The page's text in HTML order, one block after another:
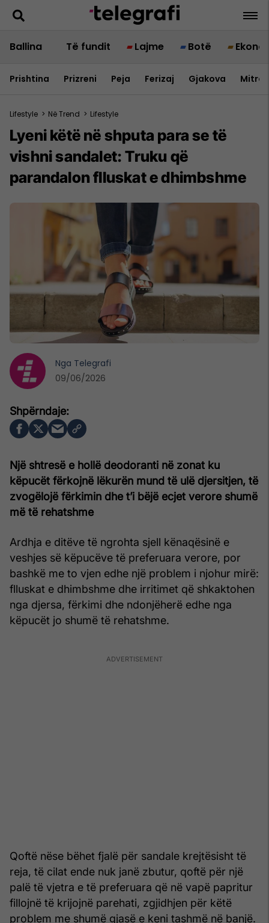
Ballina Të fundit Lajme Botë
Prishtina Prizreni Peja Ferizaj Gjakova
Lifestyle > Në Trend > Lifestyle
Lyeni këtë në shputa para se të
vishni sandalet: Truku që
parandalon flluskat e dhimbshme
Një shtresë e hollë deodoranti në zonat ku
këpucët fërkojnë lëkurën mund të ulë djersitjen, të
zvogëlojë fërkimin dhe t’i bëjë ecjet verore shumë
më të rehatshme
Ardhja e ditëve të ngrohta sjell kënaqësinë e
veshjes së këpucëve të preferuara verore, por
bashkë me to vjen edhe një problem i njohur mirë:
flluskat e dhimbshme dhe irritimet që shkaktohen
nga djersa, fërkimi dhe ndonjëherë edhe nga
këpucët jo shumë të rehatshme.
Qoftë nëse bëhet fjalë për sandale krejtësisht të
reja, të cilat ende nuk janë zbutur, qoftë për një
palë të vjetra e të preferuara që në vapë papritur
fillojnë të krijojnë parehati, zgjidhjen për këtë
problem me shumë gjasë e keni tashmë në banjë.
Nga Telegrafi
09/06/2026